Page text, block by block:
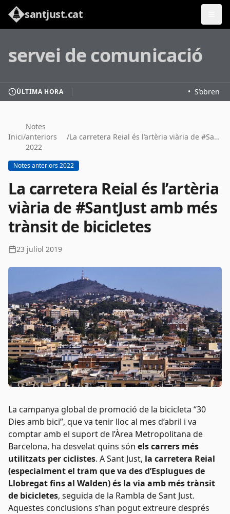
santjust.cat
servei de comunicació
ÚLTIMA HORA S’obren
Inici/
Notes
anteriors
2022
/ La carretera Reial és l’artèria viària de #SantJust amb més trànsit de bicicletes
Notes anteriors 2022
La carretera Reial és l’artèria
viària de #SantJust amb més
trànsit de bicicletes
23 juliol 2019
La campanya global de promoció de la bicicleta “30
Dies amb bici”, que va tenir lloc al mes d’abril i va
comptar amb el suport de l’Àrea Metropolitana de
Barcelona, ha desvelat quins són els carrers més
utilitzats per ciclistes. A Sant Just, la carretera Reial
(especialment el tram que va des d’Esplugues de
Llobregat fins al Walden) és la via amb més trànsit
de bicicletes, seguida de la Rambla de Sant Just.
Aquestes conclusions s’han pogut extreure després